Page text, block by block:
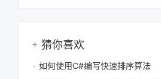
猜你喜欢
如何使用C#编写快速排序算法